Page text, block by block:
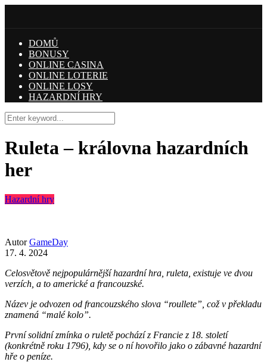
DOMŮ
BONUSY
ONLINE CASINA
ONLINE LOTERIE
ONLINE LOSY
HAZARDNÍ HRY
Ruleta – královna hazardních
her
Hazardní hry
AutorGameDay
17. 4. 2024
Celosvětově nejpopulárnější hazardní hra, ruleta, existuje ve dvou
verzích, a to americké a francouzské.
Název je odvozen od francouzského slova “roullete”, což v překladu
znamená “malé kolo”.
První solidní zmínka o ruletě pochází z Francie z 18. století
(konkrétně roku 1796), kdy se o ní hovořilo jako o zábavné hazardní
hře o peníze.